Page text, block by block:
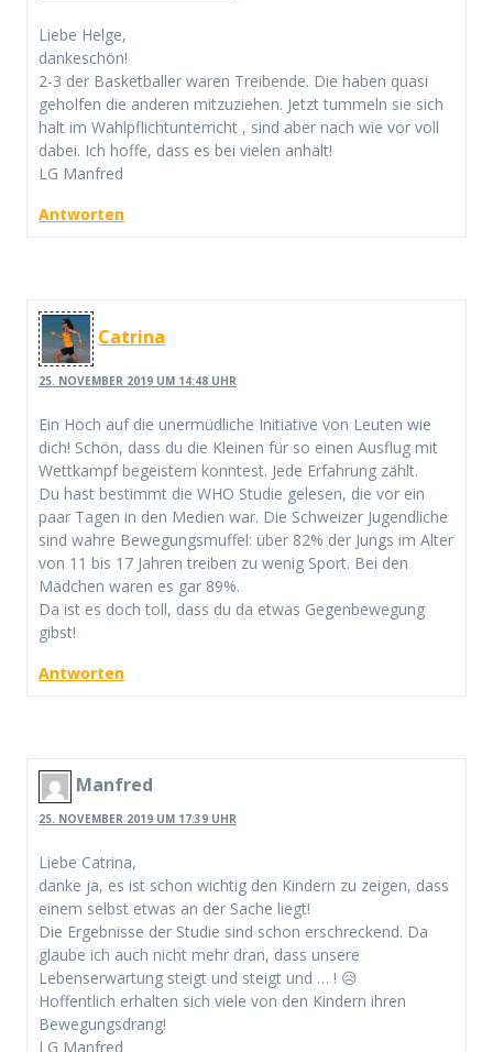
Liebe Helge,
dankeschön!
2-3 der Basketballer waren Treibende. Die haben quasi
geholfen die anderen mitzuziehen. Jetzt tummeln sie sich
halt im Wahlpflichtunterricht , sind aber nach wie vor voll
dabei. Ich hoffe, dass es bei vielen anhält!
LG Manfred
Antworten
Catrina
25. NOVEMBER 2019 UM 14:48 UHR
Ein Hoch auf die unermüdliche Initiative von Leuten wie
dich! Schön, dass du die Kleinen für so einen Ausflug mit
Wettkampf begeistern konntest. Jede Erfahrung zählt.
Du hast bestimmt die WHO Studie gelesen, die vor ein
paar Tagen in den Medien war. Die Schweizer Jugendliche
sind wahre Bewegungsmuffel: über 82% der Jungs im Alter
von 11 bis 17 Jahren treiben zu wenig Sport. Bei den
Mädchen waren es gar 89%.
Da ist es doch toll, dass du da etwas Gegenbewegung
gibst!
Antworten
Manfred
25. NOVEMBER 2019 UM 17:39 UHR
Liebe Catrina,
danke ja, es ist schon wichtig den Kindern zu zeigen, dass
einem selbst etwas an der Sache liegt!
Die Ergebnisse der Studie sind schon erschreckend. Da
glaube ich auch nicht mehr dran, dass unsere
Lebenserwartung steigt und steigt und … ! 😥
Hoffentlich erhalten sich viele von den Kindern ihren
Bewegungsdrang!
LG Manfred